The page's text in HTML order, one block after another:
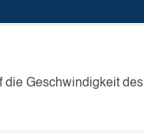
die Geschwindigkeit des